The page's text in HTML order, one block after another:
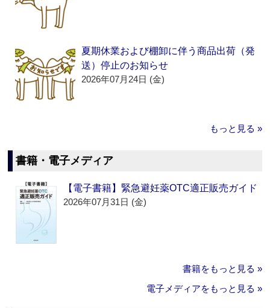
夏期休業および棚卸に伴う商品出荷（発
送）停止のお知らせ
2026年07月24日 (金)
もっと見る »
書籍・電子メディア
【電子書籍】緊急避妊薬OTC適正販売ガイド
2026年07月31日 (金)
書籍をもっと見る »
電子メディアをもっと見る »